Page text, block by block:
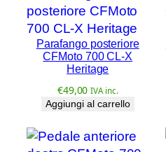
0
C
L
-
H
r
Parafango posteriore
CFMoto 700 CL-X
Heritage
€49,00 IVA inc.
Aggiungi al carrello